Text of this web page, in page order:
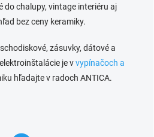
do chalupy, vintage interiéru aj
bez ceny keramiky.
zásuvky, dátové a
je vvypínačoch a
hľadajte v radoch ANTICA.